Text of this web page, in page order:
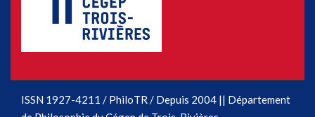
ISSN 1927-4211 / PhiloTR / Depuis 2004 || Département